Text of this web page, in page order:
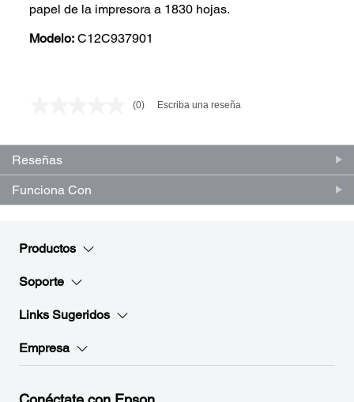
papel de la impresora a 1830 hojas.
Modelo: C12C937901
Sin
en
misma
(0) Escriba una reseña
Reseñas
Funciona Con
Productos
Soporte
Links Sugeridos
Empresa